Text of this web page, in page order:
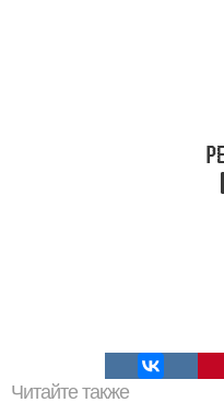
Читайте также